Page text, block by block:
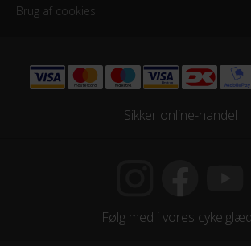
Brug af cookies
Sikker online-handel
Følg med i vores